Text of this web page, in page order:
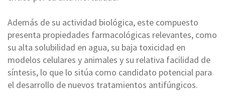
Además de su actividad biológica, este compuesto
presenta propiedades farmacológicas relevantes, como
su alta solubilidad en agua, su baja toxicidad en
modelos celulares y animales y su relativa facilidad de
síntesis, lo que lo sitúa como candidato potencial para
el desarrollo de nuevos tratamientos antifúngicos.